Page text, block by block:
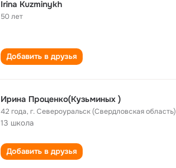
Irina Kuzminykh
50 лет
Добавить в друзья
Ирина Проценко(Кузьминых )
42 года,г. Североуральск (Свердловская область)
13 школа
Добавить в друзья